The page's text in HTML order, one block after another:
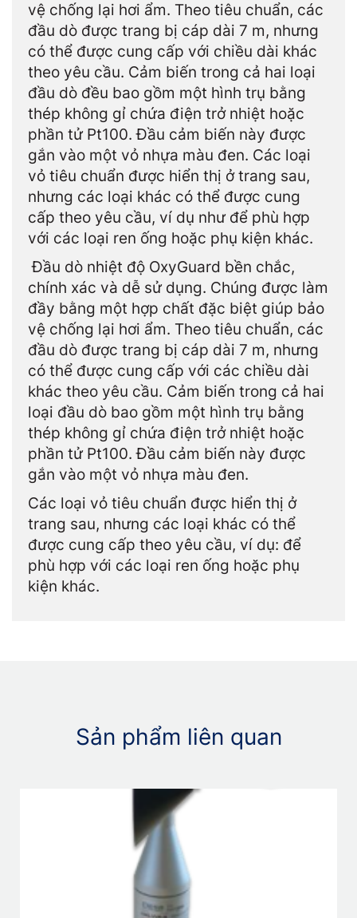
vệ chống lại hơi ẩm. Theo tiêu chuẩn, các
đầu dò được trang bị cáp dài 7 m, nhưng
có thể được cung cấp với chiều dài khác
theo yêu cầu. Cảm biến trong cả hai loại
đầu dò đều bao gồm một hình trụ bằng
thép không gỉ chứa điện trở nhiệt hoặc
phần tử Pt100. Đầu cảm biến này được
gắn vào một vỏ nhựa màu đen. Các loại
vỏ tiêu chuẩn được hiển thị ở trang sau,
nhưng các loại khác có thể được cung
cấp theo yêu cầu, ví dụ như để phù hợp
với các loại ren ống hoặc phụ kiện khác.
Đầu dò nhiệt độ OxyGuard bền chắc,
chính xác và dễ sử dụng. Chúng được làm
đầy bằng một hợp chất đặc biệt giúp bảo
vệ chống lại hơi ẩm. Theo tiêu chuẩn, các
đầu dò được trang bị cáp dài 7 m, nhưng
có thể được cung cấp với các chiều dài
khác theo yêu cầu. Cảm biến trong cả hai
loại đầu dò bao gồm một hình trụ bằng
thép không gỉ chứa điện trở nhiệt hoặc
phần tử Pt100. Đầu cảm biến này được
gắn vào một vỏ nhựa màu đen.
Các loại vỏ tiêu chuẩn được hiển thị ở
trang sau, nhưng các loại khác có thể
được cung cấp theo yêu cầu, ví dụ: để
phù hợp với các loại ren ống hoặc phụ
kiện khác.
Sản phẩm liên quan